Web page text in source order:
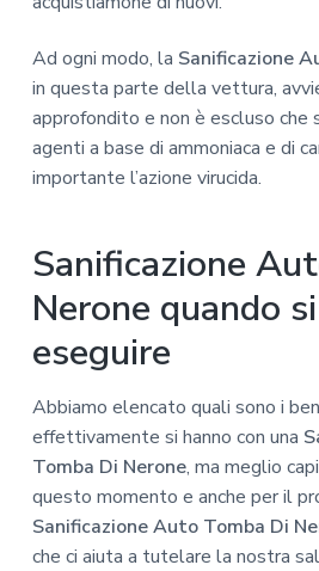
Ad ogni modo, la Sanificazione
in questa parte della vettura,
approfondito e non è escluso che
agenti a base di ammoniaca e di
importante l’azione virucida.
Sanificazione
Nerone quando
eseguire
Abbiamo elencato quali sono i
effettivamente si hanno con una
Tomba Di Nerone, ma meglio
questo momento e anche per il
Sanificazione Auto Tomba Di
che ci aiuta a tutelare la nostra